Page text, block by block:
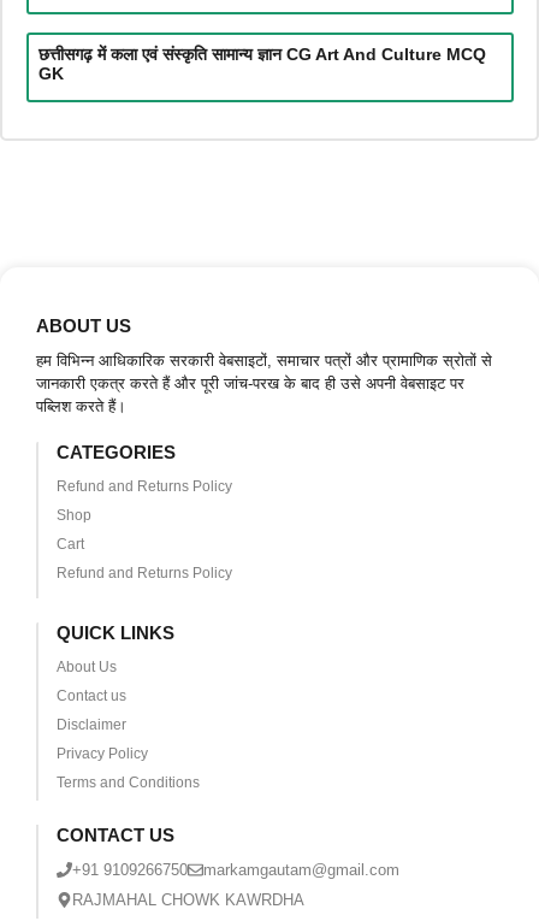
छत्तीसगढ़ में कला एवं संस्कृति सामान्य ज्ञान CG Art And Culture MCQ
GK
ABOUT US
हम विभिन्न आधिकारिक सरकारी वेबसाइटों, समाचार पत्रों और प्रामाणिक स्रोतों से
जानकारी एकत्र करते हैं और पूरी जांच-परख के बाद ही उसे अपनी वेबसाइट पर
पब्लिश करते हैं।
CATEGORIES
Refund and Returns Policy
Shop
Cart
Refund and Returns Policy
QUICK LINKS
About Us
Contact us
Disclaimer
Privacy Policy
Terms and Conditions
CONTACT US
+91 9109266750
markamgautam@gmail.com
RAJMAHAL CHOWK KAWRDHA